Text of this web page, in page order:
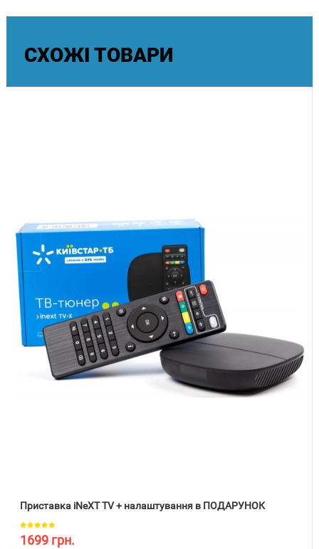
СХОЖІ ТОВАРИ
Приставка iNeXT TV + налаштування в ПОДАРУНОК
1699 грн.